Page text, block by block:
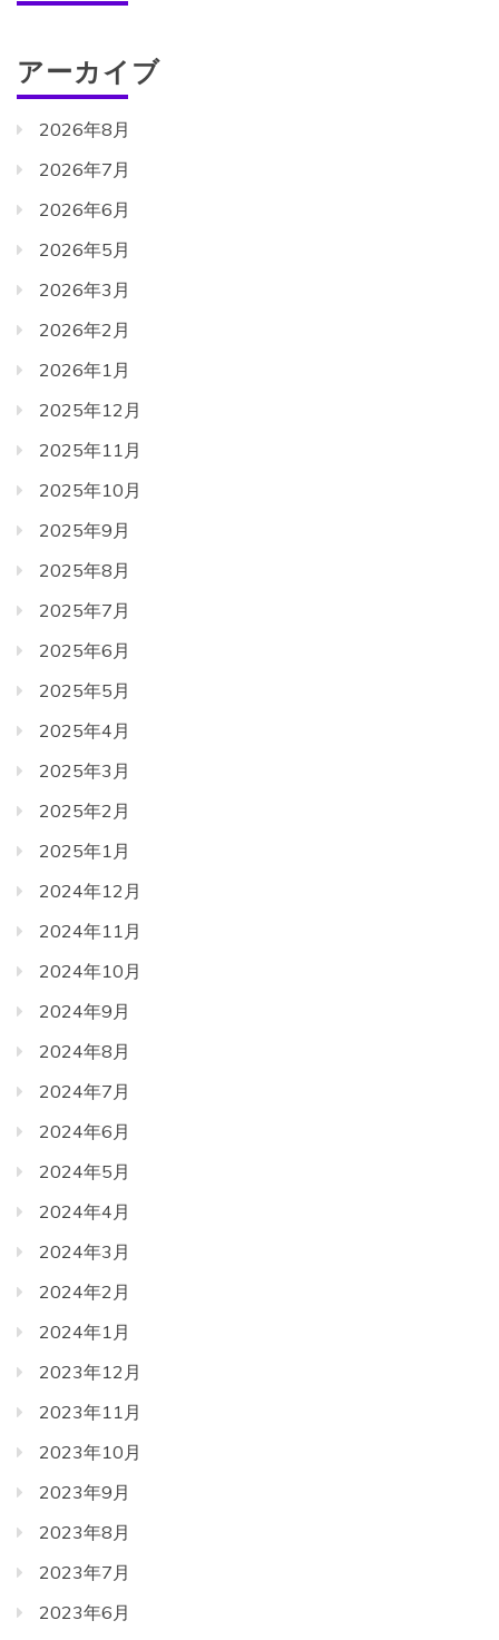
アーカイブ
2026年8月
2026年7月
2026年6月
2026年5月
2026年3月
2026年2月
2026年1月
2025年12月
2025年11月
2025年10月
2025年9月
2025年8月
2025年7月
2025年6月
2025年5月
2025年4月
2025年3月
2025年2月
2025年1月
2024年12月
2024年11月
2024年10月
2024年9月
2024年8月
2024年7月
2024年6月
2024年5月
2024年4月
2024年3月
2024年2月
2024年1月
2023年12月
2023年11月
2023年10月
2023年9月
2023年8月
2023年7月
2023年6月